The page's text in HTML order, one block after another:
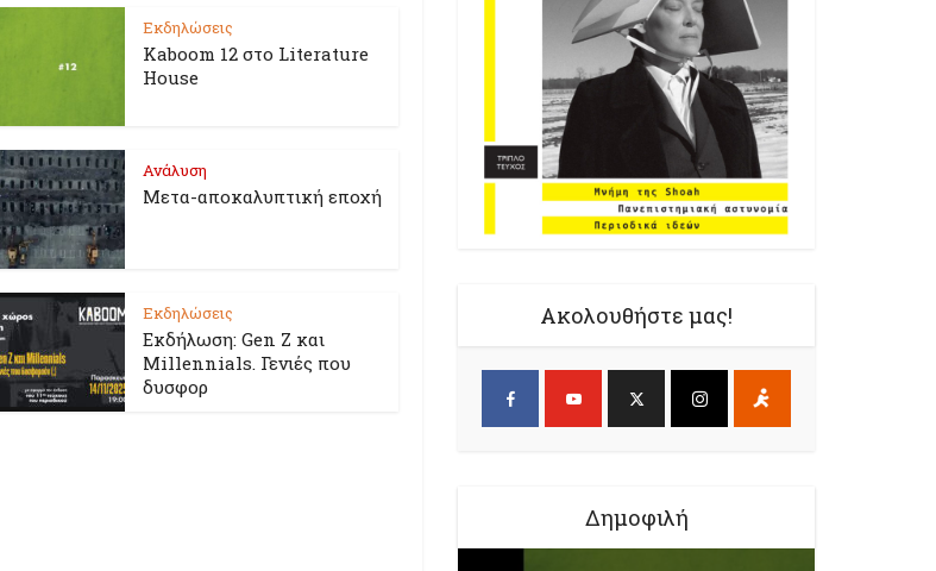
Εκδηλώσεις
Kaboom 12 στο Literature
House
Ανάλυση
Μετα-αποκαλυπτική εποχή
Εκδηλώσεις
Εκδήλωση: Gen Z και
Millennials. Γενιές που
δυσφορ
Ακολουθήστε μας!
Δημοφιλή